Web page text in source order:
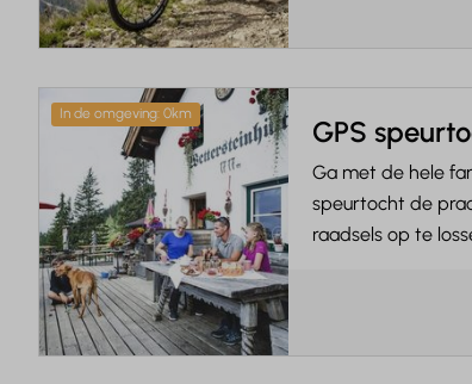
In de omgeving: 0km GPS
Ga met de hele
speurtocht de
raadsels op te